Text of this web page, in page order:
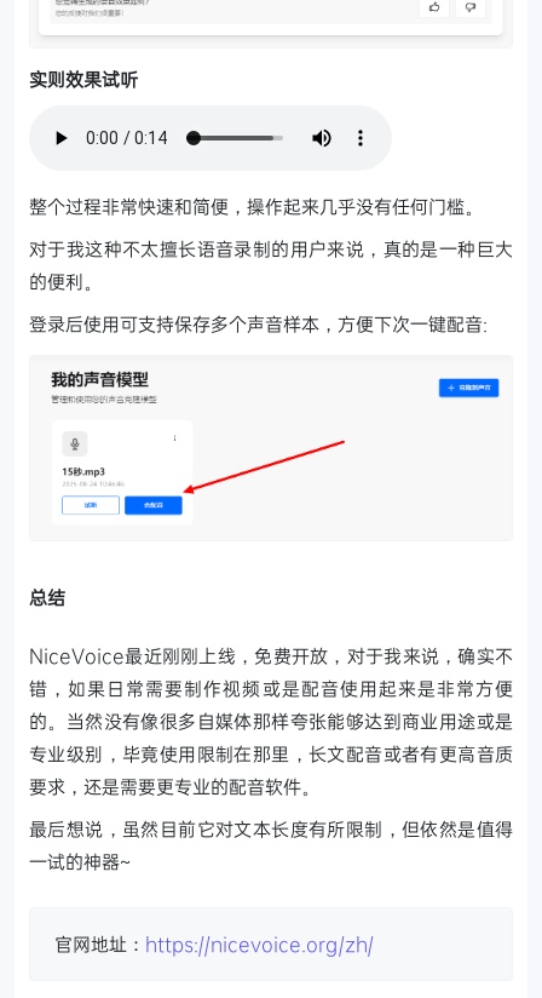
实则效果试听
整个过程非常快速和简便，操作起来几乎没有任何门槛。
对于我这种不太擅长语音录制的用户来说，真的是一种巨大
的便利。
登录后使用可支持保存多个声音样本，方便下次一键配音:
总结
NiceVoice最近刚刚上线，免费开放，对于我来说，确实不
错，如果日常需要制作视频或是配音使用起来是非常方便
的。当然没有像很多自媒体那样夸张能够达到商业用途或是
专业级别，毕竟使用限制在那里，长文配音或者有更高音质
要求，还是需要更专业的配音软件。
最后想说，虽然目前它对文本长度有所限制，但依然是值得
一试的神器~
官网地址： https://nicevoice.org/zh/